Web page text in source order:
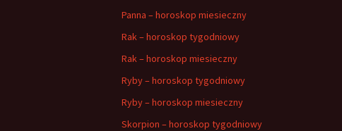
Panna – horoskop miesieczny
Rak – horoskop tygodniowy
Rak – horoskop miesieczny
Ryby – horoskop tygodniowy
Ryby – horoskop miesieczny
Skorpion – horoskop tygodniowy